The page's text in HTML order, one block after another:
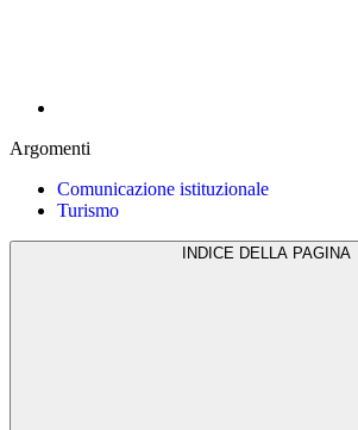
Argomenti
Comunicazione istituzionale
Turismo